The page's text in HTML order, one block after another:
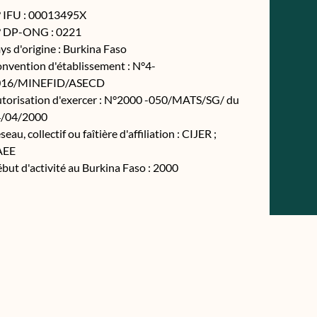
IFU : 00013495X
DP-ONG : 0221
d'origine : Burkina Faso
d'établissement : N°4-
MINEFID/ASECD
d'exercer : N°2000 -050/MATS/SG/ du
04/2000
collectif ou faîtière d'affiliation : CIJER ;
d'activité au Burkina Faso : 2000